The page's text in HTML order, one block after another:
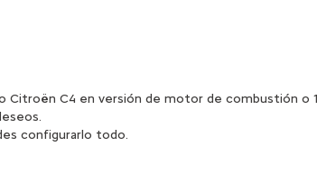
Citroën C4 en versión de motor de combustión o
configurarlo todo.